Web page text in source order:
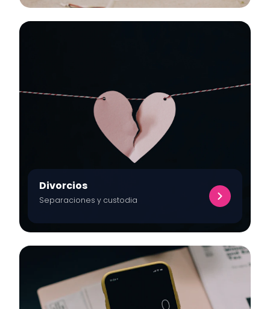
Divorcios
Separaciones y custodia